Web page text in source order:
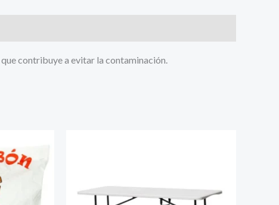
contribuye a evitar la contaminación.